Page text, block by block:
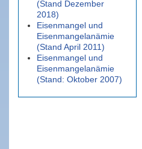
(Stand Dezember
2018)
Eisenmangel und
Eisenmangelanämie
(Stand April 2011)
Eisenmangel und
Eisenmangelanämie
(Stand: Oktober 2007)